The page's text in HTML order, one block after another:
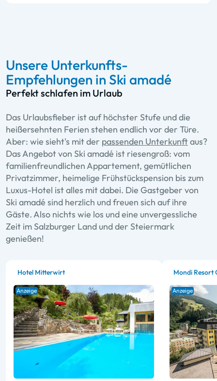
Unsere Unterkunfts-
Empfehlungen in Ski amadé
Perfekt schlafen im Urlaub
Das Urlaubsfieber ist auf höchster Stufe und die
heißersehnten Ferien stehen endlich vor der Türe.
Aber: wie sieht's mit der passenden Unterkunftaus?
Das Angebot von Ski amadé ist riesengroß: vom
familienfreundlichen Appartement, gemütlichen
Privatzimmer, heimelige Frühstückspension bis zum
Luxus-Hotel ist alles mit dabei. Die Gastgeber von
Ski amadé sind herzlich und freuen sich auf ihre
Gäste. Also nichts wie los und eine unvergessliche
Zeit im Salzburger Land und der Steiermark
genießen!
Hotel Mitterwirt
Anzeige
Mondi Resort
Anzeige